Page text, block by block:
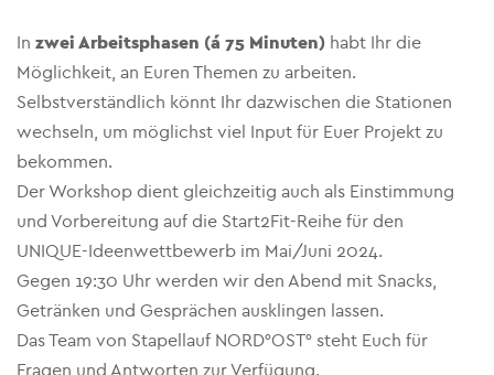
In zwei Arbeitsphasen (á 75 Minuten) habt Ihr die
Möglichkeit, an Euren Themen zu arbeiten.
Selbstverständlich könnt Ihr dazwischen die Stationen
wechseln, um möglichst viel Input für Euer Projekt zu
bekommen.
Der Workshop dient gleichzeitig auch als Einstimmung
und Vorbereitung auf die Start2Fit-Reihe für den
UNIQUE-Ideenwettbewerb im Mai/Juni 2024.
Gegen 19:30 Uhr werden wir den Abend mit Snacks,
Getränken und Gesprächen ausklingen lassen.
Das Team von Stapellauf NORD°OST° steht Euch für
Fragen und Antworten zur Verfügung.